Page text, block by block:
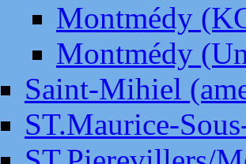
Montmédy
Montmédy
Saint-Mihiel
ST.Maurice-